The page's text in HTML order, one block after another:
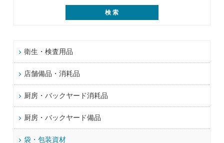
衛生・検査用品
店舗備品・消耗品
厨房・バックヤード消耗品
厨房・バックヤード備品
袋・包装資材